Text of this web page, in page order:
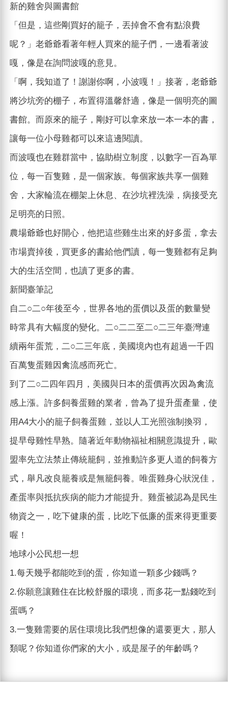
新的雞舍與圖書館
「但是，這些剛買好的籠子，丟掉會不會有點浪費
呢？」老爺爺看著年輕人買來的籠子們，一邊看著波
嘎，像是在詢問波嘎的意見。
「啊，我知道了！謝謝你啊，小波嘎！」接著，老爺爺
將沙坑旁的棚子，布置得溫馨舒適，像是一個明亮的圖
書館。而原來的籠子，剛好可以拿來放一本一本的書，
讓每一位小母雞都可以來這邊閱讀。
而波嘎也在雞群當中，協助樹立制度，以數字一百為單
位，每一百隻雞，是一個家族。每個家族共享一個雞
舍，大家輪流在棚架上休息、在沙坑裡洗澡，病接受充
足明亮的日照。
農場爺爺也好開心，他把這些雞生出來的好多蛋，拿去
市場賣掉後，買更多的書給他們讀，每一隻雞都有足夠
大的生活空間，也讀了更多的書。
新聞臺筆記
自二○二○年後至今，世界各地的蛋價以及蛋的數量變
時常具有大幅度的變化。二○二二至二○二三年臺灣連
續兩年蛋荒，二○二三年底，美國境內也有超過一千四
百萬隻蛋雞因禽流感而死亡。
到了二○二四年四月，美國與日本的蛋價再次因為禽流
感上漲。許多飼養蛋雞的業者，曾為了提升蛋產量，使
用A4大小的籠子飼養蛋雞，並以人工光照強制換羽，
提早母雞性早熟。隨著近年動物福祉相關意識提升，歐
盟率先立法禁止傳統籠飼，並推動許多更人道的飼養方
式，舉凡改良籠養或是無籠飼養。唯蛋雞身心狀況佳，
產蛋率與抵抗疾病的能力才能提升。雞蛋被認為是民生
物資之一，吃下健康的蛋，比吃下低廉的蛋來得更重要
喔！
地球小公民想一想
1.每天幾乎都能吃到的蛋，你知道一顆多少錢嗎？
2.你願意讓雞住在比較舒服的環境，而多花一點錢吃到
蛋嗎？
3.一隻雞需要的居住環境比我們想像的還要更大，那人
類呢？你知道你們家的大小，或是屋子的年齡嗎？